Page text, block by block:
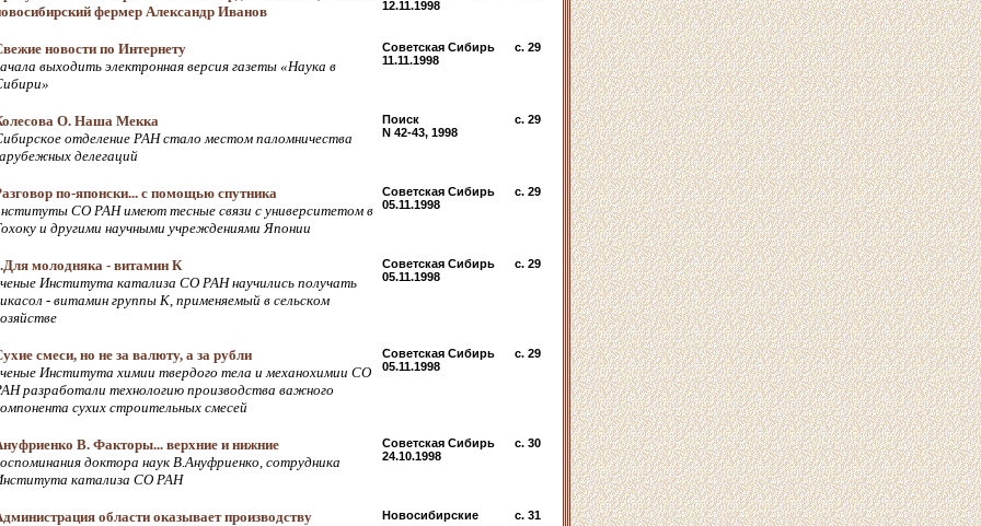
фермер Александр Иванов
12.11.1998
новости по Интернету
выходить электронная версия газеты «Наука в
Советская Сибирь
11.11.1998
c. 29
О. Наша Мекка
отделение РАН стало местом паломничества
делегаций
Поиск
N 42-43, 1998
c. 29
по-японски... с помощью спутника
СО РАН имеют тесные связи с университетом в
и другими научными учреждениями Японии
Советская Сибирь
05.11.1998
c. 29
молодняка - витамин К
Института катализа СО РАН научились получать
- витамин группы К, применяемый в сельском
Советская Сибирь
05.11.1998
c. 29
смеси, но не за валюту, а за рубли
Института химии твердого тела и механохимии СО
разработали технологию производства важного
сухих строительных смесей
Советская Сибирь
05.11.1998
c. 29
В. Факторы... верхние и нижние
доктора наук В.Ануфриенко, сотрудника
катализа СО РАН
Советская Сибирь
24.10.1998
c. 30
области оказывает производству
Новосибирские
c. 31